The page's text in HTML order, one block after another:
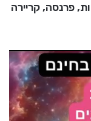
פרנסה, קריירה